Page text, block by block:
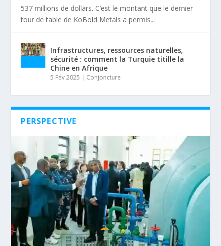
537 millions de dollars. C’est le montant que le dernier
tour de table de KoBold Metals a permis...
Infrastructures, ressources naturelles,
sécurité : comment la Turquie titille la
Chine en Afrique
5 Fév 2025 Conjoncture
PERSPECTIVE